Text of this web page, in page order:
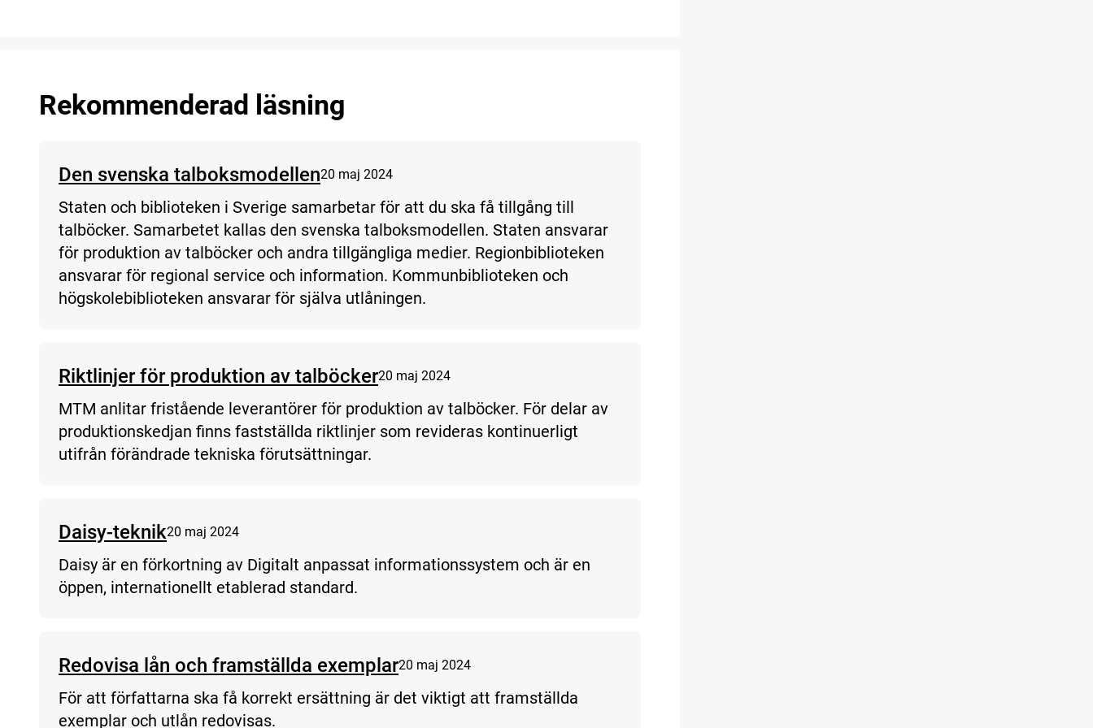
Rekommenderad läsning
Den svenska talboksmodellen20 maj 2024
Staten och biblioteken i Sverige samarbetar för att du ska få tillgång till
talböcker. Samarbetet kallas den svenska talboksmodellen. Staten ansvarar
för produktion av talböcker och andra tillgängliga medier. Regionbiblioteken
ansvarar för regional service och information. Kommunbiblioteken och
högskolebiblioteken ansvarar för själva utlåningen.
Riktlinjer för produktion av talböcker20 maj 2024
MTM anlitar fristående leverantörer för produktion av talböcker. För delar av
produktionskedjan finns fastställda riktlinjer som revideras kontinuerligt
utifrån förändrade tekniska förutsättningar.
Daisy-teknik20 maj 2024
Daisy är en förkortning av Digitalt anpassat informationssystem och är en
öppen, internationellt etablerad standard.
Redovisa lån och framställda exemplar20 maj 2024
För att författarna ska få korrekt ersättning är det viktigt att framställda
exemplar och utlån redovisas.